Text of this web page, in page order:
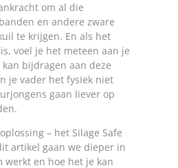
om al die
en andere zware
te krijgen. En als het
voel je het meteen aan je
bijdragen aan deze
je vader het fysiek niet
gaan liever op
– het Silage Safe
artikel gaan we dieper in
werkt en hoe het je kan